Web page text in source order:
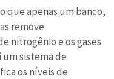
que apenas um banco,
remove
nitrogênio e os gases
um sistema de
os níveis de